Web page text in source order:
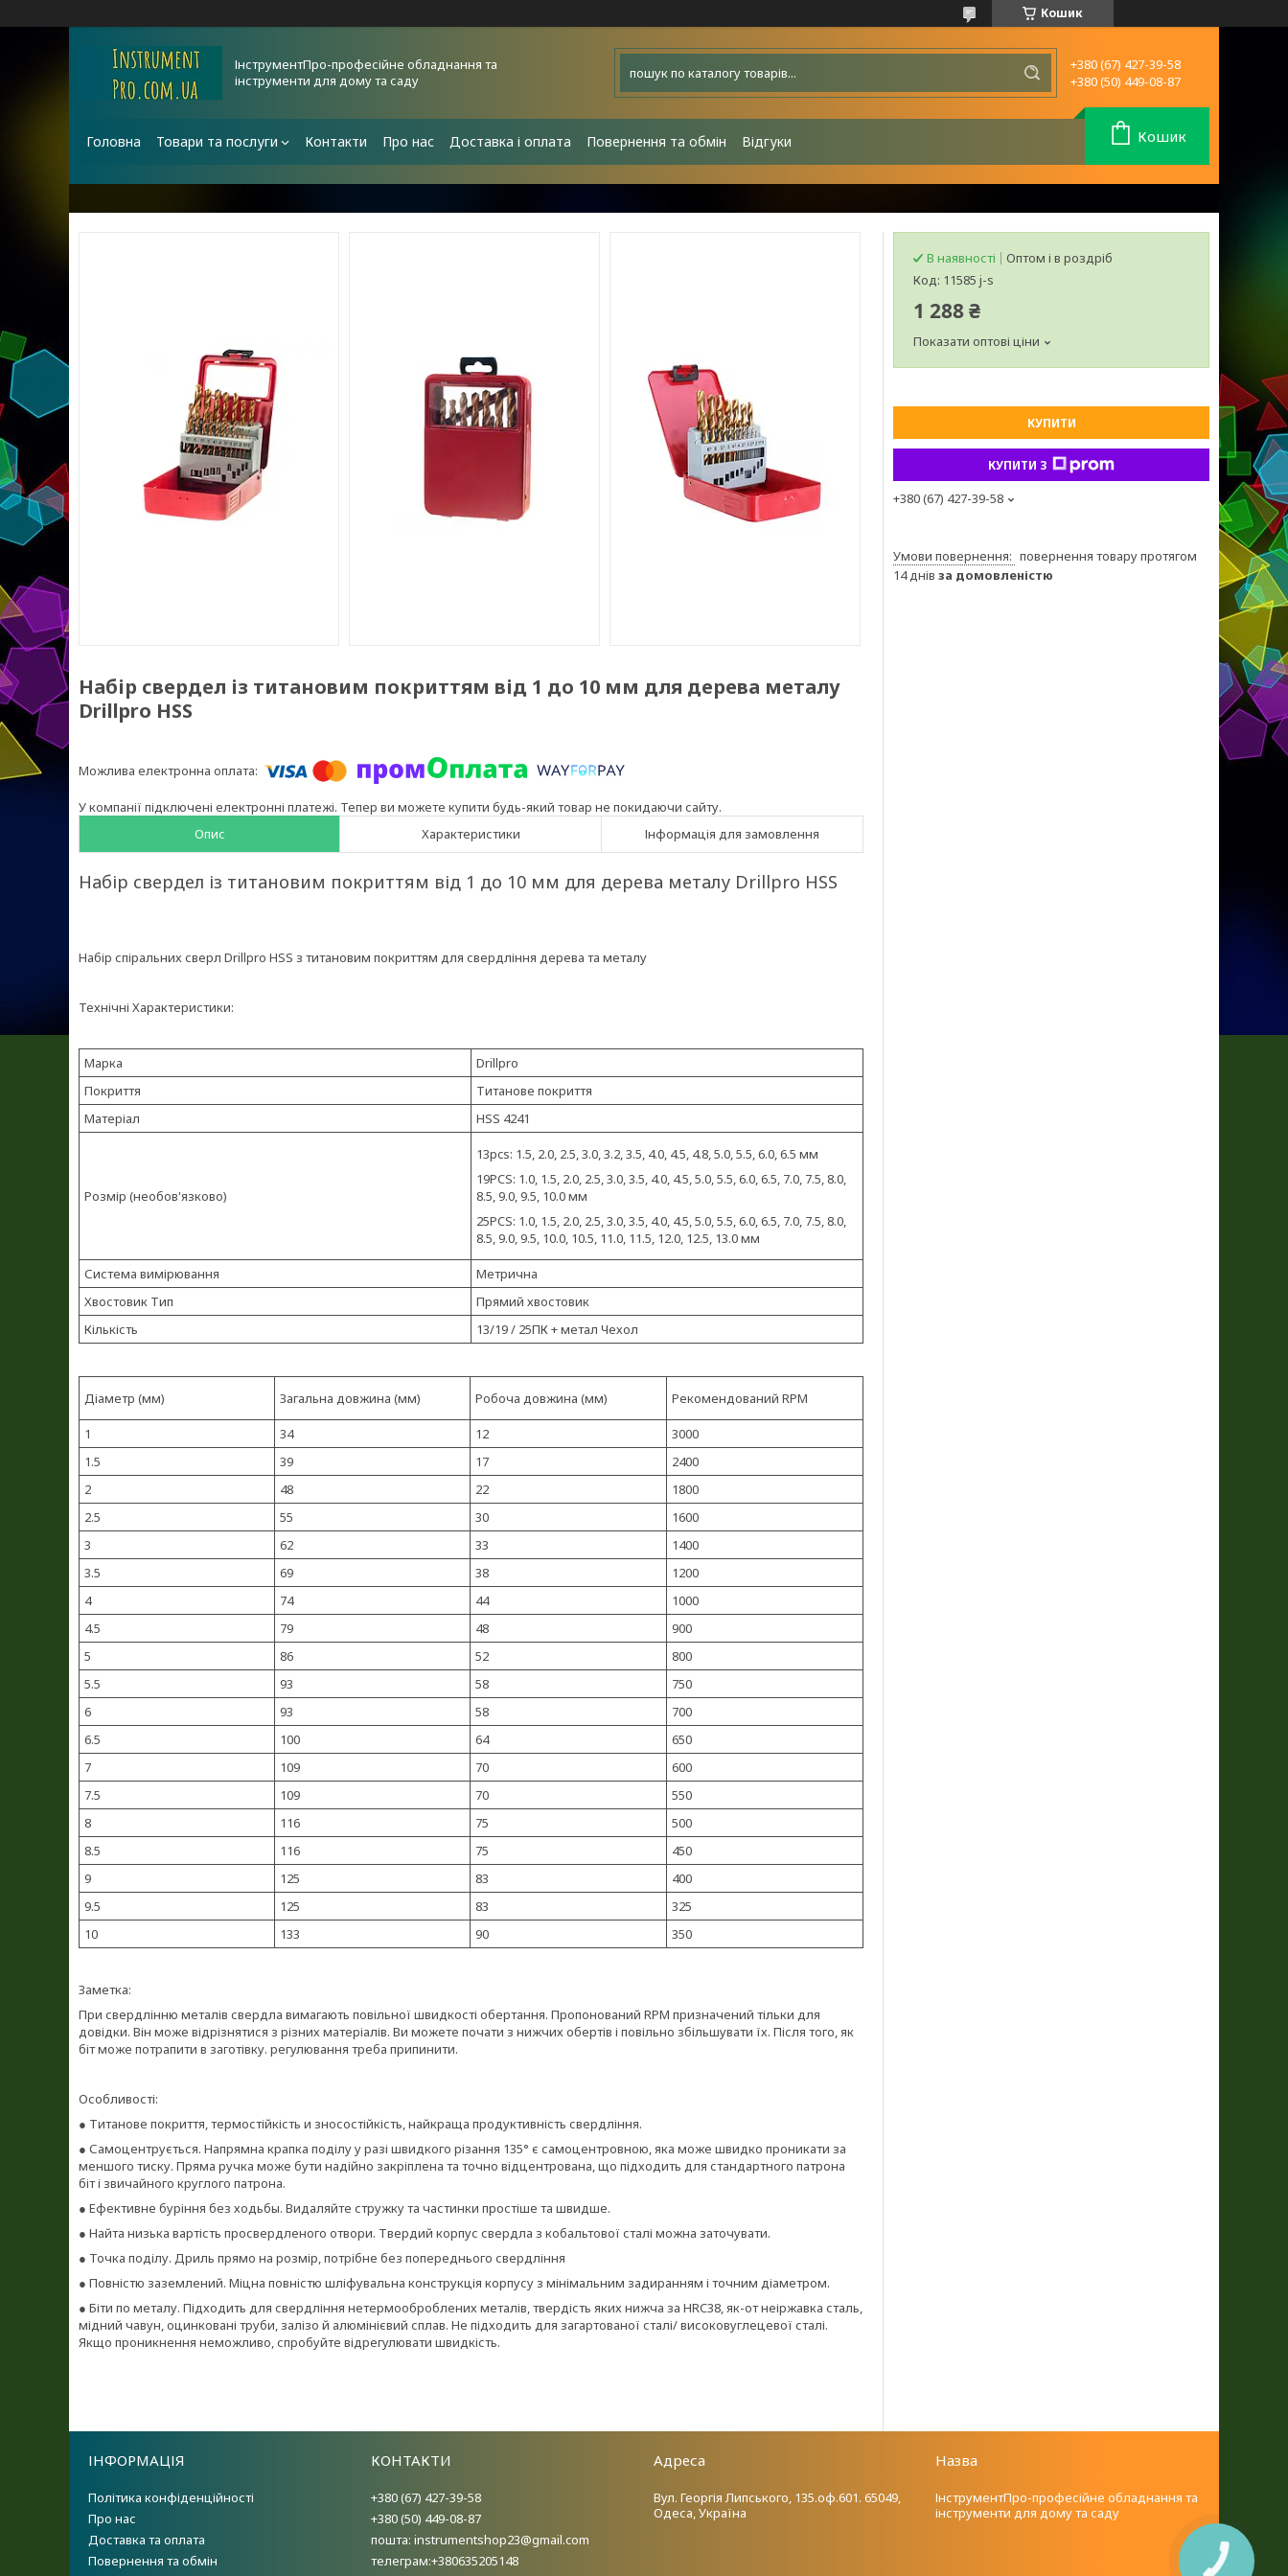
Кошик
ІнструментПро-професійне обладнання та
інструменти для дому та саду
+380 (67) 427-39-58
+380 (50) 449-08-87
Головна Товари та послуги Контакти Про нас Доставка і оплата Повернення та обмін Відгуки Кошик
Набір свердел із титановим покриттям від 1 до 10 мм для дерева металу
Drillpro HSS
У компанії підключені електронні платежі. Тепер ви можете купити будь-який товар не покидаючи сайту.
Опис
Характеристики Інформація для замовлення
Набір свердел із титановим покриттям від 1 до 10 мм для дерева металу Drillpro HSS
Набір спіральних сверл Drillpro HSS з титановим покриттям для свердління дерева та металу
Технічні Характеристики:
Марка
Drillpro
Покриття
Титанове покриття
Матеріал
HSS 4241
Розмір (необов'язково)
13pcs: 1.5, 2.0, 2.5, 3.0, 3.2, 3.5, 4.0, 4.5, 4.8, 5.0, 5.5, 6.0, 6.5 мм
19PCS: 1.0, 1.5, 2.0, 2.5, 3.0, 3.5, 4.0, 4.5, 5.0, 5.5, 6.0, 6.5, 7.0, 7.5, 8.0,
8.5, 9.0, 9.5, 10.0 мм
25PCS: 1.0, 1.5, 2.0, 2.5, 3.0, 3.5, 4.0, 4.5, 5.0, 5.5, 6.0, 6.5, 7.0, 7.5, 8.0,
8.5, 9.0, 9.5, 10.0, 10.5, 11.0, 11.5, 12.0, 12.5, 13.0 мм
Система вимірювання
Метрична
Хвостовик Тип
Прямий хвостовик
Кількість
13/19 / 25ПК + метал Чехол
Діаметр (мм) Загальна довжина (мм) Робоча довжина (мм) Рекомендований RPM
1 34 12
3000
1.5
39 17
2400
2
48 22
1800
2.5
55 30
1600
3
62 33
1400
3.5
69 38
1200
4
74 44
1000
4.5
79 48
900
5
86 52
800
5.5
93 58
750
6
93 58
700
6.5
100 64
650
7
109 70
600
7.5
109 70
550
8
116 75
500
8.5
116 75
450
9
125 83
400
9.5
125 83
325
10
133 90 350
Заметка:
При свердлінню металів свердла вимагають повільної швидкості обертання. Пропонований RPM призначений тільки для
довідки. Він може відрізнятися з різних матеріалів. Ви можете почати з нижчих обертів і повільно збільшувати їх. Після того, як
біт може потрапити в заготівку. регулювання треба припинити.
Особливості:
● Титанове покриття, термостійкість и зносостійкість, найкраща продуктивність свердління.
● Самоцентрується. Напрямна крапка поділу у разі швидкого різання 135° є самоцентровною, яка може швидко проникати за
меншого тиску. Пряма ручка може бути надійно закріплена та точно відцентрована, що підходить для стандартного патрона
біт і звичайного круглого патрона.
● Ефективне буріння без ходьбы. Видаляйте стружку та частинки простіше та швидше.
● Найта низька вартість просвердленого отвори. Твердий корпус свердла з кобальтової сталі можна заточувати.
● Точка поділу. Дриль прямо на розмір, потрібне без попереднього свердління
● Повністю заземлений. Міцна повністю шліфувальна конструкція корпусу з мінімальним задиранням і точним діаметром.
● Біти по металу. Підходить для свердління нетермооброблених металів, твердість яких нижча за HRC38, як-от неіржавка сталь,
мідний чавун, оцинковані труби, залізо й алюмінієвий сплав. Не підходить для загартованої сталі/ високовуглецевої сталі.
Якщо проникнення неможливо, спробуйте відрегулювати швидкість.
В наявності
Оптом і в роздріб
Код: 11585 j-s
1 288 ₴
Показати оптові ціни
КУПИТИ
КУПИТИ З
+380 (67) 427-39-58
повернення товару протягом
14 днів за домовленістю
ІНФОРМАЦІЯ
Політика конфіденційності
Про нас
Доставка та оплата
Повернення та обмін
КОНТАКТИ
+380 (67) 427-39-58
+380 (50) 449-08-87
пошта: instrumentshop23@gmail.com
телеграм:+380635205148
Адреса
Вул. Георгія Липського, 135.оф.601. 65049,
Одеса, Україна
Назва
ІнструментПро-професійне обладнання та
інструменти для дому та саду